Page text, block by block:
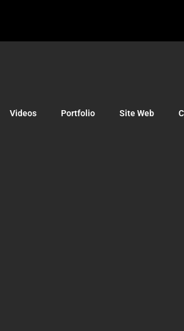
Videos Portfolio Site Web